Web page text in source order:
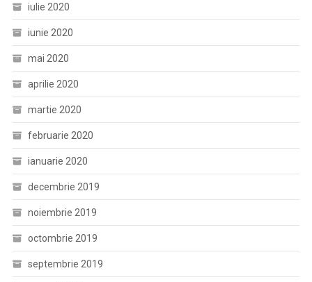
iulie 2020
iunie 2020
mai 2020
aprilie 2020
martie 2020
februarie 2020
ianuarie 2020
decembrie 2019
noiembrie 2019
octombrie 2019
septembrie 2019